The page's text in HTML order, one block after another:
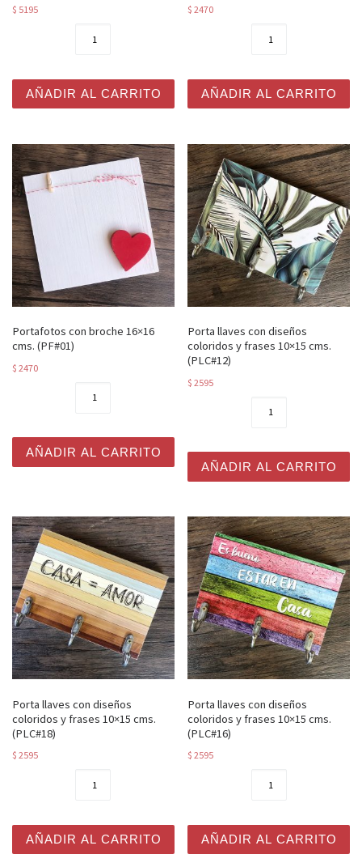
$ 5195
AÑADIR AL CARRITO
$ 2470
AÑADIR AL CARRITO
Portafotos con broche 16×16
cms. (PF#01)
$ 2470
Portafotos con broche 16x16 cms. (PF#01) cantidad
AÑADIR AL CARRITO
Porta llaves con diseños
coloridos y frases 10×15 cms.
(PLC#12)
$ 2595
AÑADIR AL CARRITO
Porta llaves con diseños
coloridos y frases 10×15 cms.
(PLC#18)
$ 2595
AÑADIR AL CARRITO
Porta llaves con diseños
coloridos y frases 10×15 cms.
(PLC#16)
$ 2595
AÑADIR AL CARRITO